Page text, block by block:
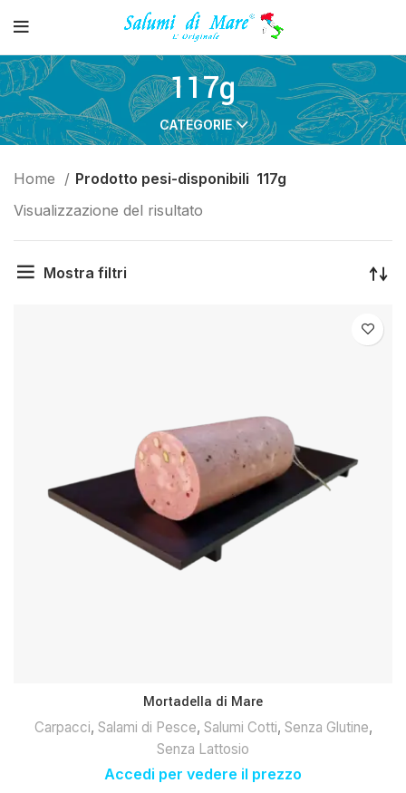
117g
CATEGORIE
Home Prodotto pesi-disponibili 117g
Visualizzazione del risultato
Mostra filtri
Mortadella di Mare
Carpacci, Salami di Pesce, Salumi Cotti, Senza Glutine,
Senza Lattosio
Accedi per vedere il prezzo